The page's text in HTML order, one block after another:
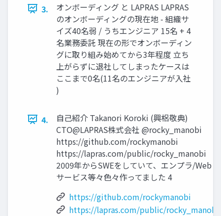
3.
オンボーディング と LAPRAS LAPRAS
のオンボーディングの現在地 - 組織サ
イズ40名弱 / うちエンジニア 15名 + 4
名業務委託 現在の形でオンボーディン
グに取り組み始めてから3年程度 立ち
上がらずに退社してしまったケースは
ここまで0名(11名のエンジニアが入社
)
4.
⾃⼰紹介 Takanori Koroki (興梠敬典)
CTO@LAPRAS株式会社 @rocky_manobi
https://github.com/rockymanobi
https://lapras.com/public/rocky_manobi
2009年からSWEをしていて、エンプラ/Web
サービス等々色々作ってました 4
https://github.com/rockymanobi
https://lapras.com/public/rocky_manobi